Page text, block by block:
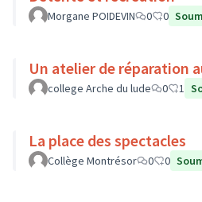
Morgane POIDEVIN 0 0
Un atelier de réparation
college Arche du lude 0 1
La place des spectacles
Collège Montrésor 0 0